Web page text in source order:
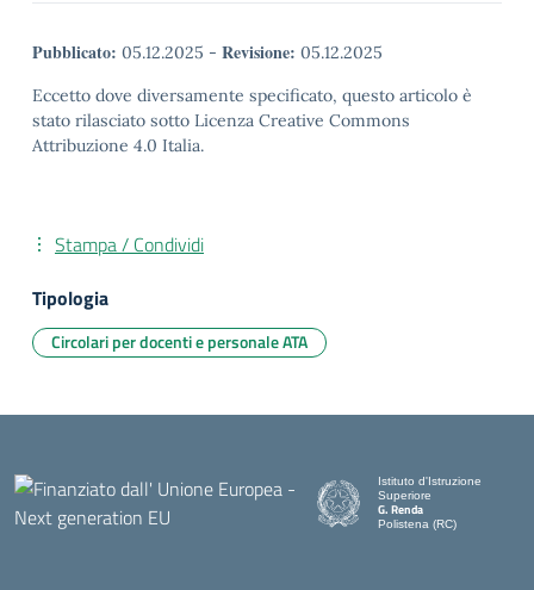
Pubblicato: 05.12.2025 - Revisione: 05.12.2025
Eccetto dove diversamente specificato, questo articolo è
stato rilasciato sotto Licenza Creative Commons
Attribuzione 4.0 Italia.
Stampa / Condividi
Tipologia
Circolari per docenti e personale ATA
Istituto d'Istruzione
Superiore
G. Renda
Polistena (RC)